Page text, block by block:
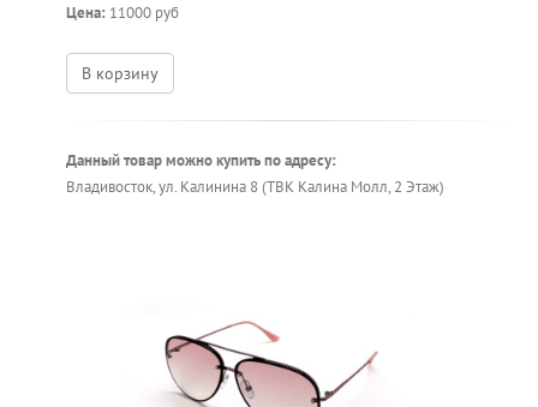
Цена: 11000 руб
В корзину
Данный товар можно купить по адресу:
Владивосток, ул. Калинина 8 (ТВК Калина Молл, 2 Этаж)